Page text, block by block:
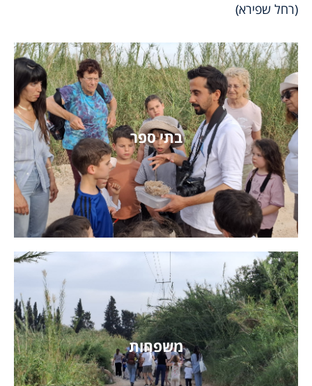
(רחל שפירא)
בתי ספר
קראו על פעילויות בתי ספר
משפחות
קראו על פעילויות למשפחות